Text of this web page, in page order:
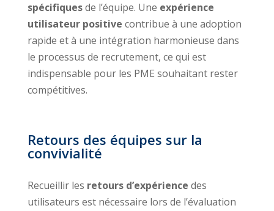
spécifiquesde l’équipe. Une expérience
utilisateur positive contribue à une adoption
rapide et à une intégration harmonieuse dans
le processus de recrutement, ce qui est
indispensable pour les PME souhaitant rester
compétitives.
Retours des équipes sur la
convivialité
Recueillir les retours d’expérience des
utilisateurs est nécessaire lors de l’évaluation